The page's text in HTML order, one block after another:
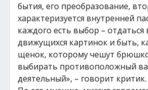
бытия, его преобразование,
характеризуется внутренней
каждого есть выбор – отдаться
движущихся картинок и быть,
щенок, которому чешут
выбирать противоположный
деятельный», – говорит критик.